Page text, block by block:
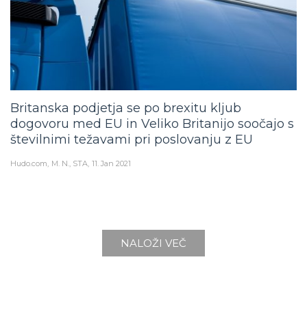
Britanska podjetja se po brexitu kljub
dogovoru med EU in Veliko Britanijo soočajo s
številnimi težavami pri poslovanju z EU
Hudo.com M. N., STA 11. Jan 2021
NALOŽI VEČ